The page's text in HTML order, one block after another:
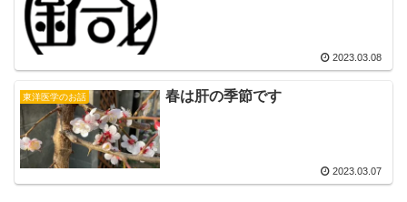
2023.03.08
東洋医学のお話 春は肝の季節です
2023.03.07